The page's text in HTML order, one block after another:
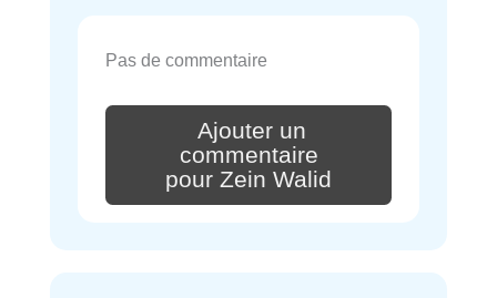
Pas de commentaire
Ajouter un
commentaire
pour Zein Walid